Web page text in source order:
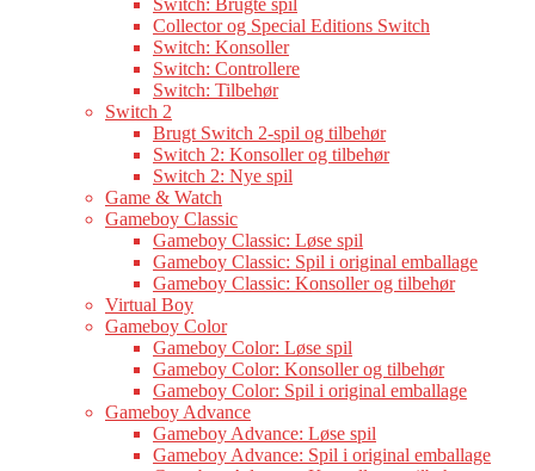
Switch: Brugte spil
Collector og Special Editions Switch
Switch: Konsoller
Switch: Controllere
Switch: Tilbehør
Switch 2
Brugt Switch 2-spil og tilbehør
Switch 2: Konsoller og tilbehør
Switch 2: Nye spil
Game & Watch
Gameboy Classic
Gameboy Classic: Løse spil
Gameboy Classic: Spil i original emballage
Gameboy Classic: Konsoller og tilbehør
Virtual Boy
Gameboy Color
Gameboy Color: Løse spil
Gameboy Color: Konsoller og tilbehør
Gameboy Color: Spil i original emballage
Gameboy Advance
Gameboy Advance: Løse spil
Gameboy Advance: Spil i original emballage